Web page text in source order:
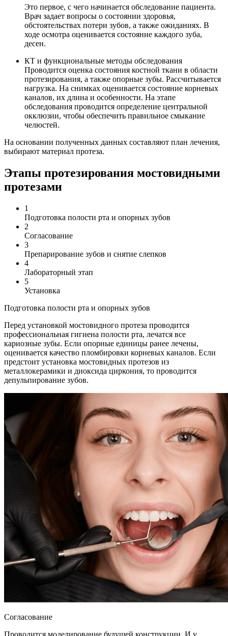
Это первое, с чего начинается обследование пациента.
Врач задает вопросы о состоянии здоровья,
обстоятельствах потери зубов, а также ожиданиях. В
ходе осмотра оценивается состояние каждого зуба,
десен.
КТ и функциональные методы обследования
Проводится оценка состояния костной ткани в области
протезирования, а также опорные зубы. Рассчитывается
нагрузка. На снимках оценивается состояние корневых
каналов, их длина и особенности. На этапе
обследования проводится определение центральной
окклюзии, чтобы обеспечить правильное смыкание
челюстей.
На основании полученных данных составляют план лечения,
выбирают материал протеза.
Этапы протезирования мостовидными
протезами
1
Подготовка полости рта и опорных зубов
2
Согласование
3
Препарирование зубов и снятие слепков
4
Лабораторный этап
5
Установка
Подготовка полости рта и опорных зубов
Перед установкой мостовидного протеза проводится
профессиональная гигиена полости рта, лечатся все
кариозные зубы. Если опорные единицы ранее лечены,
оценивается качество пломбировки корневых каналов. Если
предстоит установка мостовидных протезов из
металлокерамики и диоксида циркония, то проводится
депульпирование зубов.
Согласование